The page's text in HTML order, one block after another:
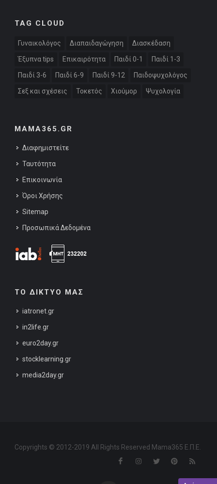
TAG CLOUD
Γυναικολόγος Διαπαιδαγώγηση Διασκέδαση
Έξυπνα tips Επικαιρότητα Παιδί 0-1 Παιδί 1-3
Παιδί 3-6 Παιδί 6-9 Παιδί 9-12 Παιδοψυχολόγος
Σεξ και σχέσεις Τοκετός Χιούμορ Ψυχολογία
MAMA365.GR
Διαφημιστείτε
Ταυτότητα
Επικοινωνία
Όροι Χρήσης
Sitemap
Προσωπικά Δεδομένα
ΤΟ ΔΙΚΤΥΟ ΜΑΣ
iatronet.gr
in2life.gr
euro2day.gr
stocklearning.gr
media2day.gr
Copyrights © 2012-2019 All Rights Reserved Mama365 Ε.Π.Ε.